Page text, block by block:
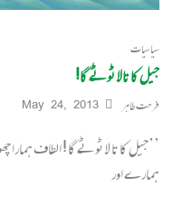
سیاسیات
جیل کا تالا ٹوٹے گا!
فرحت طاہر May 24, 2013
’’جیل کا تا لا ٹوٹے گا ! الطاف
ہمارے اور